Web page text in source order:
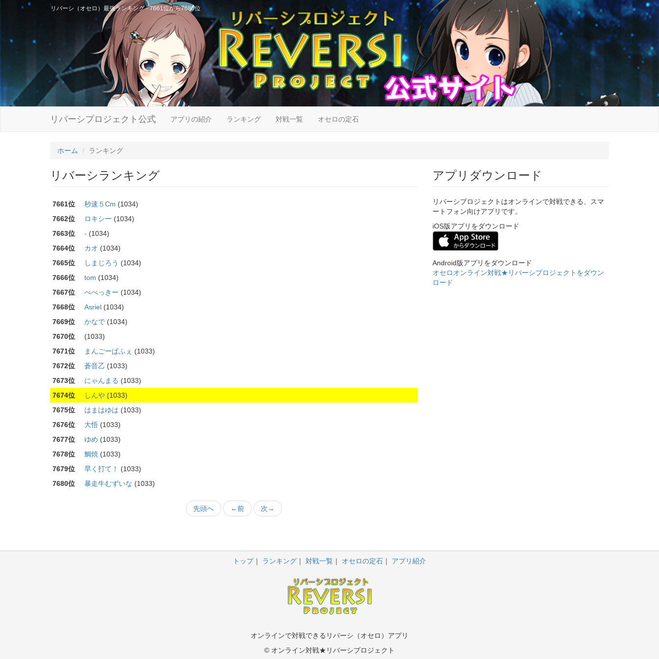
リバーシ（オセロ）最強ランキング - 7661位から7680位
リバーシプロジェクト公式 アプリの紹介 ランキング 対戦一覧 オセロの定石
ホーム ランキング
リバーシランキング
7661位 秒速５Cm (1034)
7662位
ロキシー (1034)
7663位
- (1034)
7664位
カオ (1034)
7665位
しまじろう (1034)
7666位
tom (1034)
7667位
べべっきー (1034)
7668位
Asriel (1034)
7669位
かなで (1034)
7670位
(1033)
7671位
まんごーぱふぇ (1033)
7672位
蒼音乙 (1033)
7673位
にゃんまる (1033)
7674位
しんや (1033)
7675位
はまはゆは (1033)
7676位
大悟 (1033)
7677位
ゆめ (1033)
7678位
鯛焼 (1033)
7679位
早く打て！
(1033)
7680位
暴走牛むずいな (1033)
先頭へ ←前 次→
アプリダウンロード
リバーシプロジェクトはオンラインで対戦できる、スマ
ートフォン向けアプリです。
iOS版アプリをダウンロード
Android版アプリをダウンロード
オセロオンライン対戦★リバーシプロジェクトをダウン
ロード
トップ ランキング 対戦一覧 オセロの定石 アプリ紹介
オンラインで対戦できるリバーシ（オセロ）アプリ
© オンライン対戦★リバーシプロジェクト